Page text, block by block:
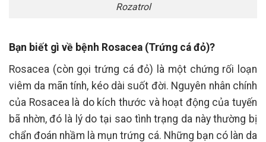
Rozatrol
Bạn biết gì về bệnh Rosacea (Trứng cá đỏ)?
Rosacea (còn gọi trứng cá đỏ) là một chứng rối loạn
viêm da mãn tính, kéo dài suốt đời. Nguyên nhân chính
của Rosacea là do kích thước và hoạt động của tuyến
bã nhờn, đó là lý do tại sao tình trạng da này thường bị
chẩn đoán nhầm là mụn trứng cá. Những bạn có làn da